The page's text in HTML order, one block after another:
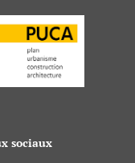
sociaux